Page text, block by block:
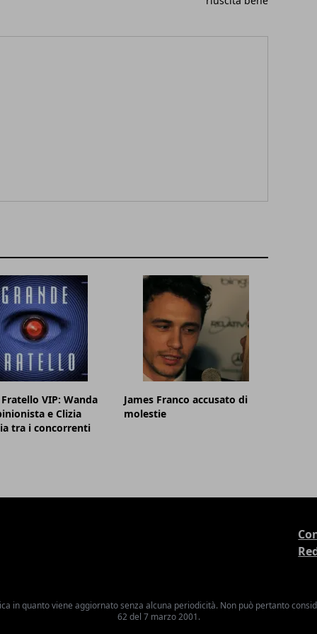
VIP: Wanda
e Clizia
tra i concorrenti
James Franco accusato di
molestie
in quanto viene aggiornato senza alcuna periodicità. Non può pertanto
62 del 7 marzo 2001.